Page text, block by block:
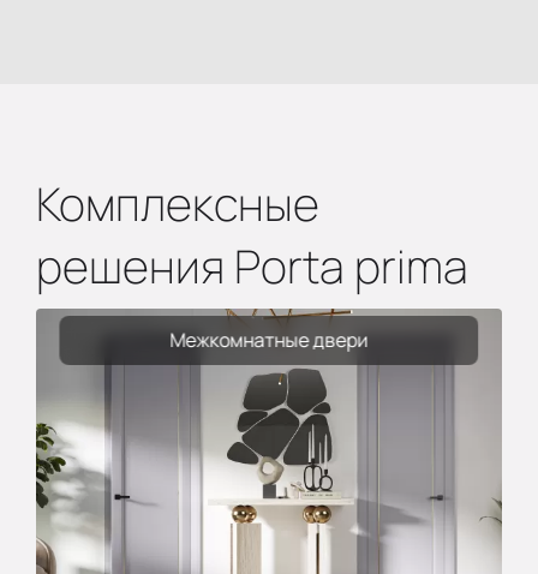
Комплексные
решения Porta prima
Межкомнатные двери